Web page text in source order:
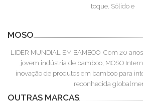
toque. Sólido e
MOSO
LIDER MUNDIAL EM BAMBOO Com 20
jovem indústria de bamboo, MOSO
inovação de produtos em bamboo para
reconhecida
OUTRAS MARCAS